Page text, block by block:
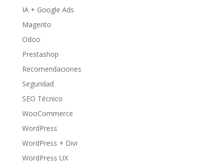
IA + Google Ads
Magento
Odoo
Prestashop
Recomendaciones
Seguridad
SEO Técnico
WooCommerce
WordPress
WordPress + Divi
WordPress UX